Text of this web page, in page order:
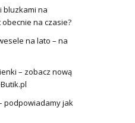
bluzkami na
na czasie?
na lato – na
– zobacz nową
podpowiadamy jak